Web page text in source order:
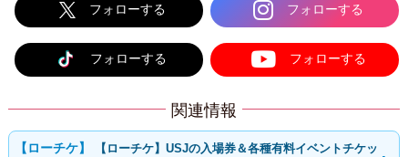
フォローする フォローする
フォローする フォローする
関連情報
【ローチケ】USJの入場券＆各種有料イベントチケッ